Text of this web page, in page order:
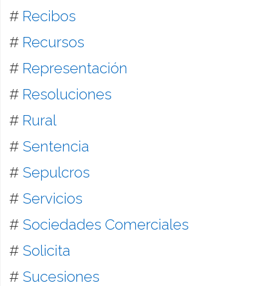
# Recibos
# Recursos
# Representación
# Resoluciones
# Rural
# Sentencia
# Sepulcros
# Servicios
# Sociedades Comerciales
# Solicita
# Sucesiones